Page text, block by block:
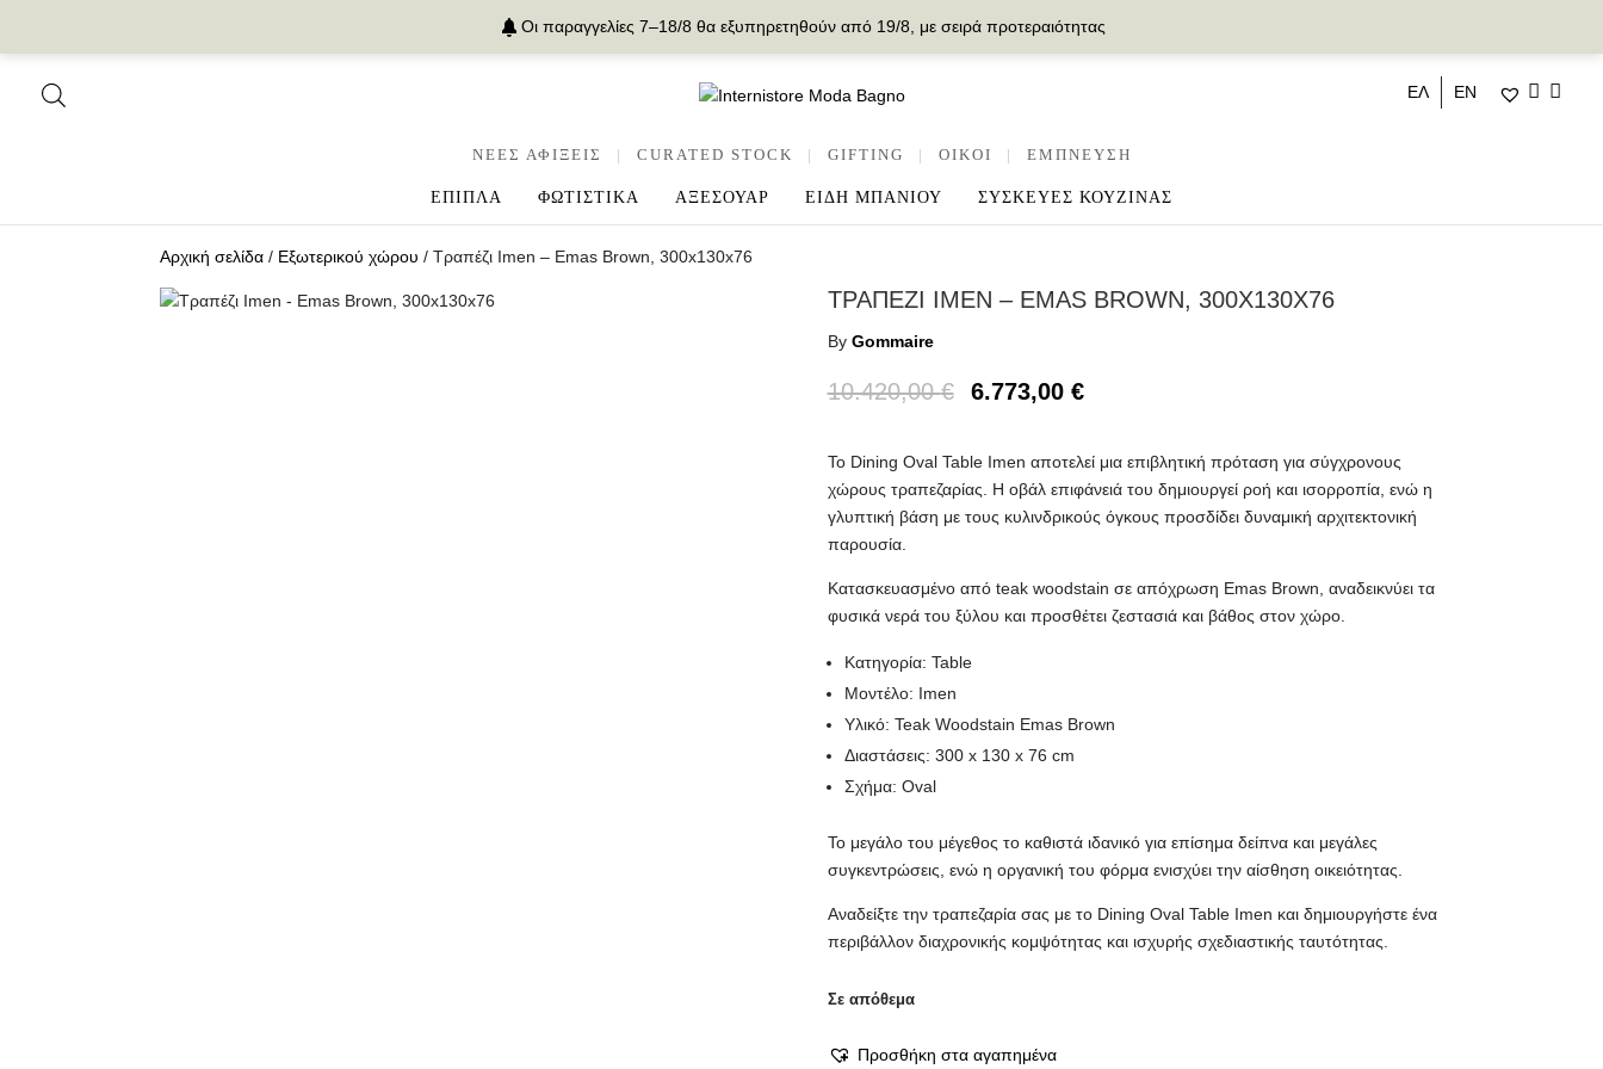
Οι παραγγελίες 7–18/8 θα εξυπηρετηθούν από 19/8, με σειρά προτεραιότητας
ΕΛ ΕΝ
ΝΕΕΣ ΑΦΙΞΕΙΣ | CURATED STOCK | GIFTING | OIKOI | ΕΜΠΝΕΥΣΗ
ΕΠΙΠΛΑ ΦΩΤΙΣΤΙΚΑ ΑΞΕΣΟΥΑΡ ΕΙΔΗ ΜΠΑΝΙΟΥ ΣΥΣΚΕΥΕΣ ΚΟΥΖΙΝΑΣ
Αρχική σελίδα / Εξωτερικού χώρου / Τραπέζι Imen – Emas Brown, 300x130x76
ΤΡΑΠΕΖΙ IMEN – EMAS BROWN, 300X130X76
By Gommaire
10.420,00€ 6.773,00 €
Το Dining Oval Table Imen αποτελεί μια επιβλητική πρόταση για σύγχρονους
χώρους τραπεζαρίας. Η οβάλ επιφάνειά του δημιουργεί ροή και ισορροπία, ενώ η
γλυπτική βάση με τους κυλινδρικούς όγκους προσδίδει δυναμική αρχιτεκτονική
παρουσία.
Κατασκευασμένο από teak woodstain σε απόχρωση Emas Brown, αναδεικνύει τα
φυσικά νερά του ξύλου και προσθέτει ζεστασιά και βάθος στον χώρο.
Κατηγορία: Table
Μοντέλο: Imen
Υλικό: Teak Woodstain Emas Brown
Διαστάσεις: 300 x 130 x 76 cm
Σχήμα: Oval
Το μεγάλο του μέγεθος το καθιστά ιδανικό για επίσημα δείπνα και μεγάλες
συγκεντρώσεις, ενώ η οργανική του φόρμα ενισχύει την αίσθηση οικειότητας.
Αναδείξτε την τραπεζαρία σας με το Dining Oval Table Imen και δημιουργήστε ένα
περιβάλλον διαχρονικής κομψότητας και ισχυρής σχεδιαστικής ταυτότητας.
Σε απόθεμα
Προσθήκη στα αγαπημένα